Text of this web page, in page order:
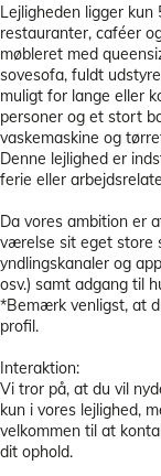
Lejligheden ligger
restauranter, caféer
møbleret med
sovesofa, fuldt
muligt for lange eller
personer og et stort
vaskemaskine og
Denne lejlighed er
ferie eller
Da vores ambition er
værelse sit eget store
yndlingskanaler og
osv.) samt adgang til
*Bemærk venligst, at
profil.
Interaktion:
Vi tror på, at du vil
kun i vores lejlighed,
velkommen til at
dit ophold.